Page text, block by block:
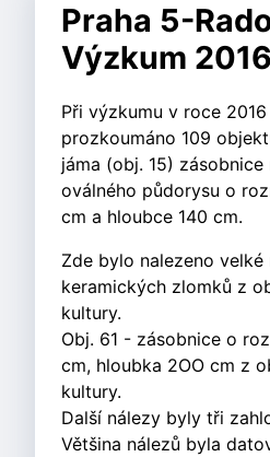
Praha 5-
Výzkum 2016
Při výzkumu v roce
prozkoumáno 109
jáma (obj. 15) zásobnice
oválného půdorysu o
cm a hloubce 140 cm.
Zde bylo nalezeno
keramických zlomků z
kultury.
Obj. 61 - zásobnice o
cm, hloubka 2OO cm z
kultury.
Další nálezy byly tři
Většina nálezů byla